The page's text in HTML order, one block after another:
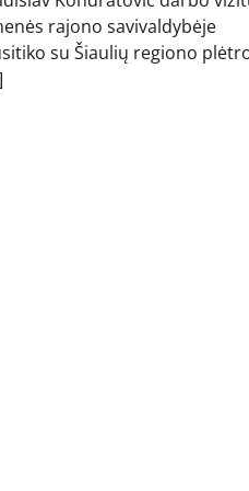
rajono savivaldybėje
su Šiaulių regiono